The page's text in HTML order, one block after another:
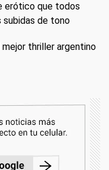
erótico que todos
subidas de tono
thriller argentino